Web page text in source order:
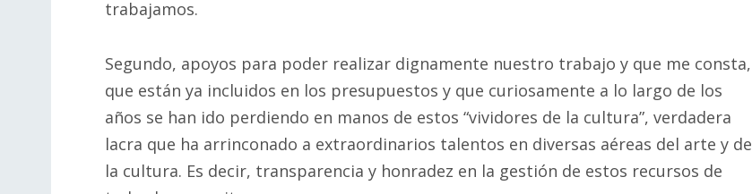
trabajamos.
Segundo, apoyos para poder realizar dignamente nuestro trabajo y que me consta,
que están ya incluidos en los presupuestos y que curiosamente a lo largo de los
años se han ido perdiendo en manos de estos “vividores de la cultura”, verdadera
lacra que ha arrinconado a extraordinarios talentos en diversas aéreas del arte y de
la cultura. Es decir, transparencia y honradez en la gestión de estos recursos de